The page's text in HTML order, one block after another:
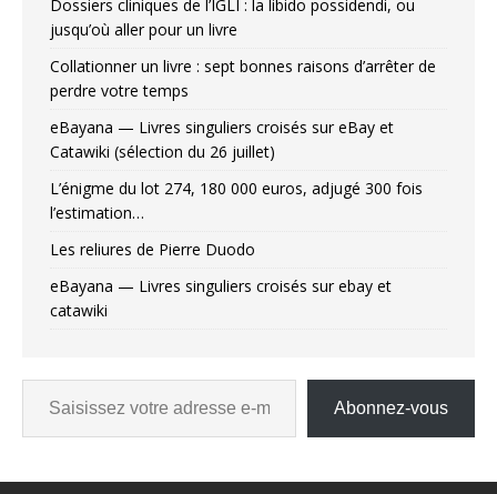
Dossiers cliniques de l’IGLI : la libido possidendi, ou
jusqu’où aller pour un livre
Collationner un livre : sept bonnes raisons d’arrêter de
perdre votre temps
eBayana — Livres singuliers croisés sur eBay et
Catawiki (sélection du 26 juillet)
L’énigme du lot 274, 180 000 euros, adjugé 300 fois
l’estimation…
Les reliures de Pierre Duodo
eBayana — Livres singuliers croisés sur ebay et
catawiki
Abonnez-vous